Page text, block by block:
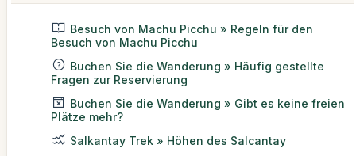
Besuch von Machu Picchu » Regeln für den
Besuch von Machu Picchu
Buchen Sie die Wanderung » Häufig gestellte
Fragen zur Reservierung
Buchen Sie die Wanderung » Gibt es keine freien
Plätze mehr?
Salkantay Trek » Höhen des Salcantay